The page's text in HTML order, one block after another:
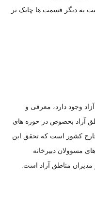
به دیگر قسمت ها چابک تر
وجود دارد، معرفی و
آزاد بخصوص در حوزه های
کشور است که تحقق این
مسوولان دبیرخانه
مدیران مناطق آزاد است.